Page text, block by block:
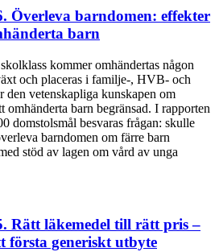
Överleva barndomen: effekter
barn
kommer omhändertas någon
och placeras i familje-, HVB- och
den vetenskapliga kunskapen om
omhänderta barn begränsad. I rapporten
domstolsmål besvaras frågan: skulle
barndomen om färre barn
stöd av lagen om vård av unga
Rätt läkemedel till rätt pris –
första generiskt utbyte